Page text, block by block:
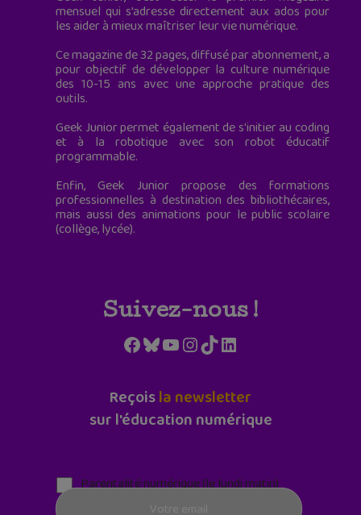
mensuel qui s’adresse directement aux ados pour
les aider à mieux maîtriser leur vie numérique.
Ce magazine de 32 pages, diffusé par abonnement, a
pour objectif de développer la culture numérique
des 10-15 ans avec une approche pratique des
outils.
Geek Junior permet également de s'initier au coding
et à la robotique avec son robot éducatif
programmable.
Enfin, Geek Junior propose des formations
professionnelles à destination des bibliothécaires,
mais aussi des animations pour le public scolaire
(collège, lycée).
Suivez-nous !
Facebook
Bluesky
YouTube
Instagram
TikTokLinkedIn
Reçoisla newsletter
sur l'éducation numérique
Parentalité numérique (le lundi matin)